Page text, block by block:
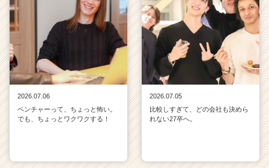
2026.07.06
ベンチャーって、ちょっと怖い。
でも、ちょっとワクワクする！
2026.07.05
比較しすぎて、どの会社も決めら
れない27卒へ。